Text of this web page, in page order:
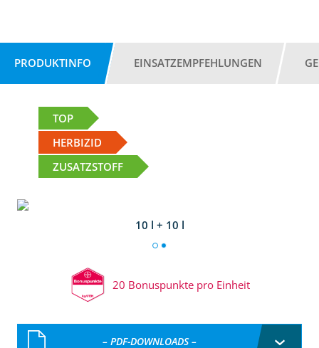
PRODUKTINFO EINSATZEMPFEHLUNGEN
TOP
HERBIZID
ZUSATZSTOFF
10 l + 10 l
20 Bonuspunkte pro Einheit
– PDF-DOWNLOADS –